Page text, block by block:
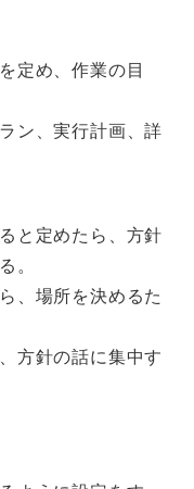
定め、作業の目
ン、実行計画、詳
と定めたら、方針
。
、場所を決めるた
方針の話に集中す